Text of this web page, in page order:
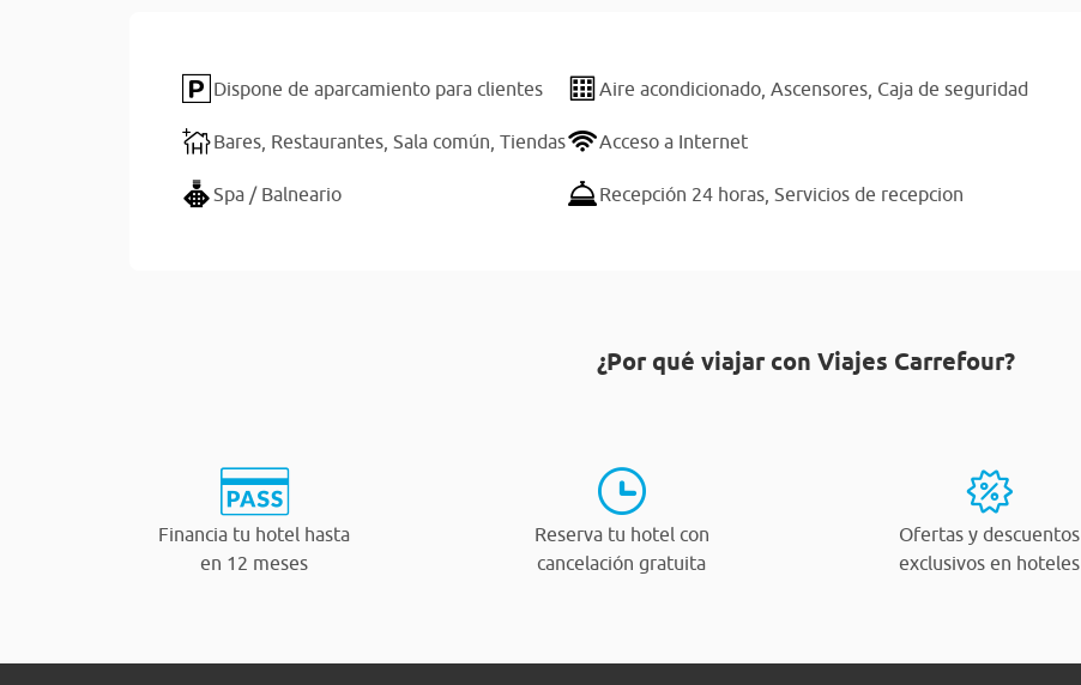
Dispone de aparcamiento para clientes
Bares, Restaurantes, Sala común, Tiendas
Spa / Balneario
Aire acondicionado, Ascensores, Caja de seguridad
Acceso a Internet
Recepción 24 horas, Servicios de recepcion
¿Por qué viajar con Viajes Carrefour?
Financia tu hotel hasta
en 12 meses
Reserva tu hotel con
cancelación gratuita
Ofertas y descuentos
exclusivos en hoteles